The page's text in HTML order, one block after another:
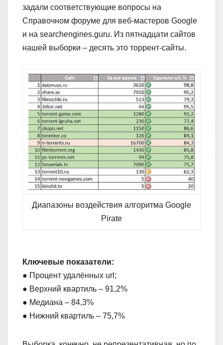
задали соответствующие вопросы на
Справочном форуме для веб-мастеров Google
и на searchengines.guru. Из пятнадцати сайтов
нашей выборки – десять это торрент-сайты.
Диапазоны воздействия алгоритма Google
Pirate
Ключевые показатели:
● Процент удалённых url;
● Верхний квартиль – 91,2%
● Медиана – 84,3%
● Нижний квартиль – 75,7%